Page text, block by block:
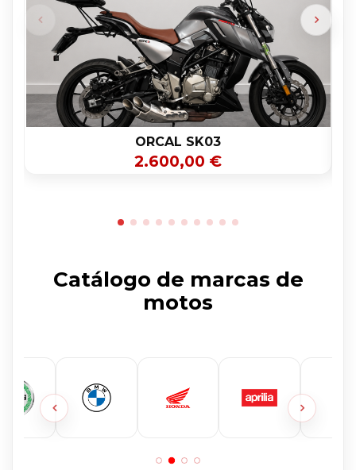
ORCAL SK03
2.600,00 €
Catálogo de marcas de
motos